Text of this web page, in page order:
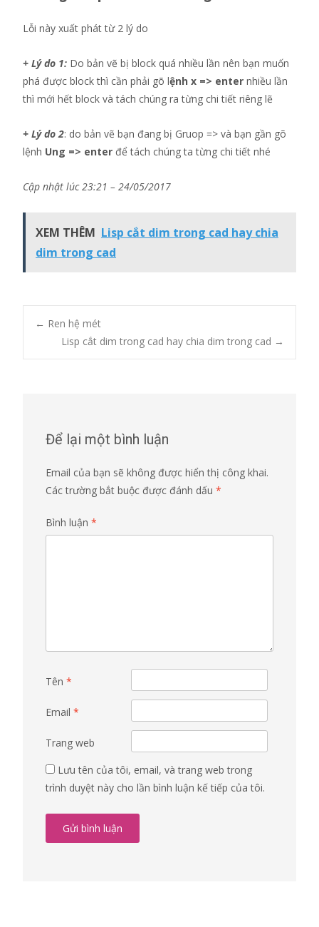
Lỗi này xuất phát từ 2 lý do
+ Lý do 1: Do bản vẽ bị block quá nhiều lần nên bạn muốn
phá được block thì cần phải gõ lệnh x => enter nhiều lần
thì mới hết block và tách chúng ra từng chi tiết riêng lẽ
+ Lý do 2: do bản vẽ bạn đang bị Gruop => và bạn gần gõ
lệnh Ung => enter để tách chúng ta từng chi tiết nhé
Cập nhật lúc 23:21 – 24/05/2017
XEM THÊM Lisp cắt dim trong cad hay chia
dim trong cad
Post
← Ren hệ mét
Lisp cắt dim trong cad hay chia dim trong cad →
Để lại một bình luận
Email của bạn sẽ không được hiển thị công khai.
Các trường bắt buộc được đánh dấu *
Bình luận *
Tên *
Email *
Trang web
Lưu tên của tôi, email, và trang web trong
trình duyệt này cho lần bình luận kế tiếp của tôi.